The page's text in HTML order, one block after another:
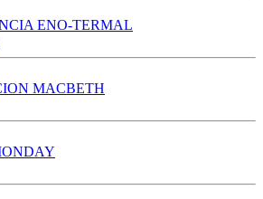
ENO-TERMAL
MACBETH